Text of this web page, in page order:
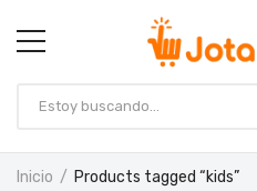
Inicio Products tagged “kids”